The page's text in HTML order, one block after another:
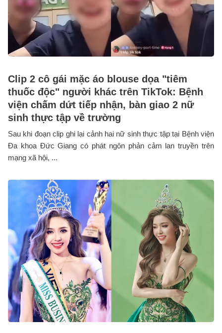
Clip 2 cô gái mặc áo blouse dọa "tiêm
thuốc độc" người khác trên TikTok: Bệnh
viện chấm dứt tiếp nhận, bàn giao 2 nữ
sinh thực tập về trường
Sau khi đoạn clip ghi lại cảnh hai nữ sinh thực tập tại Bệnh viện
Đa khoa Đức Giang có phát ngôn phản cảm lan truyền trên
mạng xã hội, ...